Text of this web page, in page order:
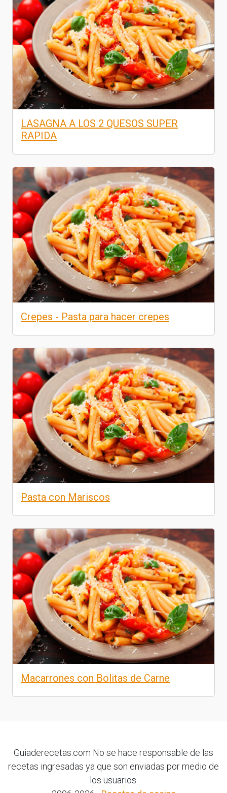
LASAGNA A LOS 2 QUESOS SUPER
RAPIDA
Crepes - Pasta para hacer crepes
Pasta con Mariscos
Macarrones con Bolitas de Carne
Guiaderecetas.com No se hace responsable de las
recetas ingresadas ya que son enviadas por medio de
los usuarios.